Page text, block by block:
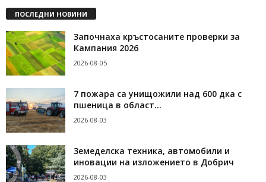
ПОСЛЕДНИ НОВИНИ
Започнаха кръстосаните проверки за
Кампания 2026
2026-08-05
7 пожара са унищожили над 600 дка с
пшеница в област...
2026-08-03
Земеделска техника, автомобили и
иновации на изложението в Добрич
2026-08-03